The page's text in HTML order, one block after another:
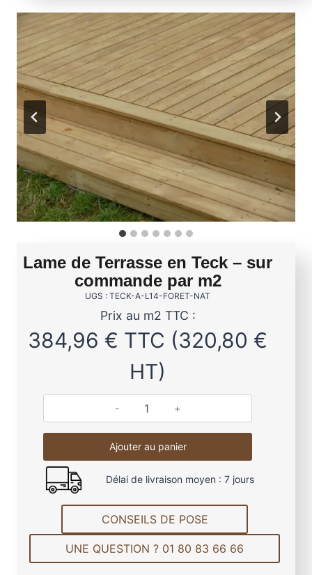
Lame de Terrasse en Teck – sur
commande par m2
UGS : TECK-A-L14-FORET-NAT
Prix au m2 TTC :
384,96 € TTC (320,80 €
HT)
q
u
a
t
t
é
d
e
Ajouter au panier
Délai de livraison moyen : 7 jours
CONSEILS DE POSE
UNE QUESTION ? 01 80 83 66 66